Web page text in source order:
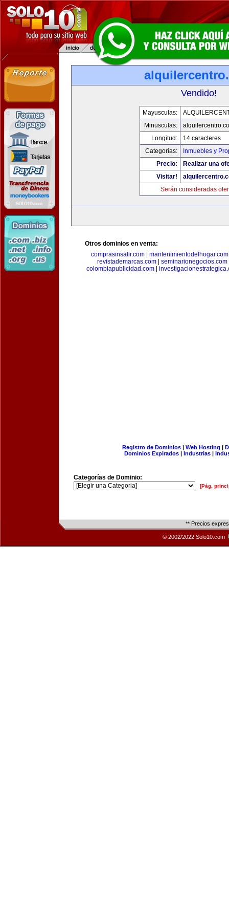
Vendido!
Mayusculas:
Minusculas:
Longitud:
14 caracteres
Categorias:
Inmuebles y
Precio:
Realizar una
Visitar!
Serán consideradas
Otros dominios en venta:
comprasinsalir.com
mantenimientodelhogar.com
revistademarcas.com
seminarionegocios.com
colombiapublicidad.com
Registro de Dominios| Web Hosting |
Dominios Expirados | Industrias |
Categorías de Dominio:
[Pág.
** Precios
© 2002/2022 Solo10.com